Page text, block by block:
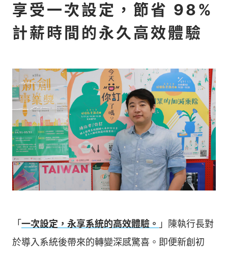
享受一次設定，節省 98%
計薪時間的永久高效體驗
「 一次設定，永享系統的高效體驗。 」陳執行長對
於導入系統後帶來的轉變深感驚喜。即便新創初